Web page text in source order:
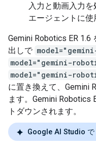
入力と動画入力
エージェントに使
Gemini Robotics ER
出しで
model="gemini-
model="gemini-
に置き換えて、Gemini
ます。Gemini Robotics
トダウンされます。
Google AI Studio